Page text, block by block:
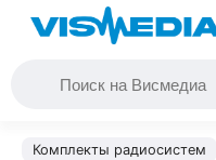
Комплекты радиосистем